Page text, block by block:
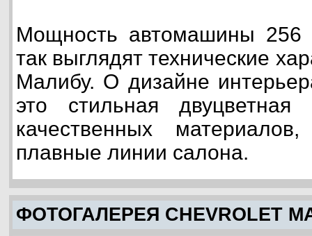
Мощность автомашины
так выглядят технические
Малибу. О дизайне
это стильная
качественных
плавные линии салона.
ФОТОГАЛЕРЕЯ CHEVROLET